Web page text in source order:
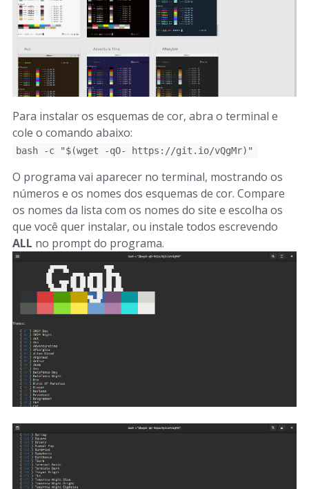
Para instalar os esquemas de cor, abra o terminal e
cole o comando abaixo:
bash -c "$(wget -qO- https://git.io/vQgMr)"
O programa vai aparecer no terminal, mostrando os
números e os nomes dos esquemas de cor. Compare
os nomes da lista com os nomes do site e escolha os
que você quer instalar, ou instale todos escrevendo
ALL no prompt do programa.